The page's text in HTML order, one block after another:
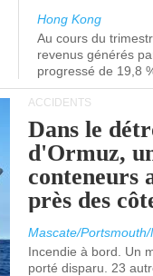
Hong Kong
Au cours du
revenus générés
progressé de 19,8
ACCIDENTS
Dans le
d'Ormuz,
conteneurs
près des
Mascate/
Incendie à bord. Un
porté disparu. 23